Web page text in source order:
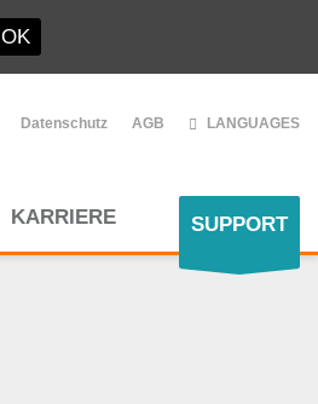
Datenschutz AGB LANGUAGES
KARRIERE SUPPORT
OK